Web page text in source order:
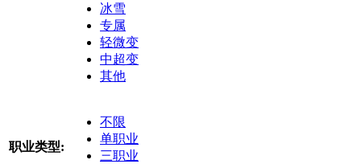
冰雪
专属
轻微变
中超变
其他
职业类型:
不限
单职业
三职业